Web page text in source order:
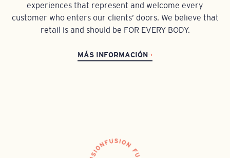
experiences that represent and welcome every
customer who enters our clients’ doors. We believe that
retail is and should be FOR EVERY BODY.
MÁS INFORMACIÓN